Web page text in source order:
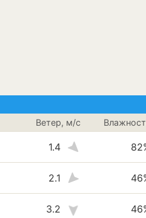
Ветер, м/с
1.4
2.1
3.2